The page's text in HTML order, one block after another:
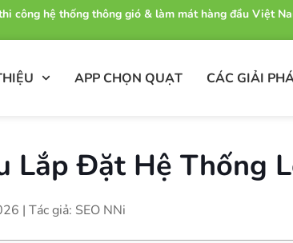
công hệ thống thông gió & làm mát hàng đầu Việt
APP CHỌN QUẠT CÁC GIẢI
Lắp Đặt Hệ Thống
| Tác giả: SEO NNi